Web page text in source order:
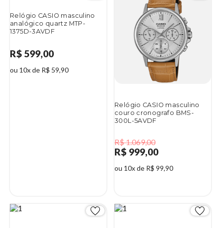
Relógio CASIO masculino
analógico quartz MTP-
1375D-3AVDF
R$ 599,00
ou 10x de R$ 59,90
Relógio CASIO masculino
couro cronografo BMS-
300L-5AVDF
R$ 1.069,00
R$ 999,00
ou 10x de R$ 99,90